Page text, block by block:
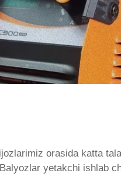
orasida katta
yetakchi ishlab